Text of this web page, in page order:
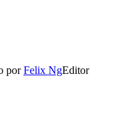
porFelix NgEditor